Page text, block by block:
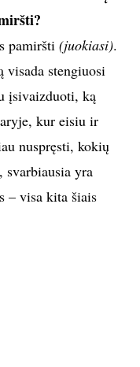
o tai padeda